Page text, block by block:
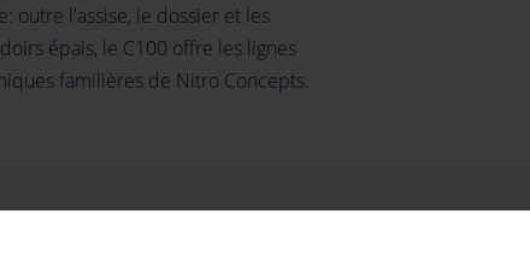
outre l'assise, le dossier et les
épais, le C100 offre les lignes
familières de Nitro Concepts.